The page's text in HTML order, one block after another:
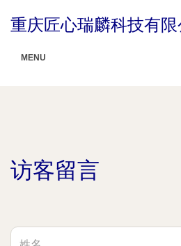
重庆匠心瑞麟科技有限
MENU
访客留言